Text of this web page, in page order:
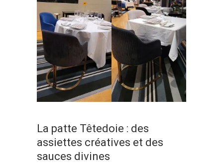
La patte Têtedoie : des
assiettes créatives et des
sauces divines